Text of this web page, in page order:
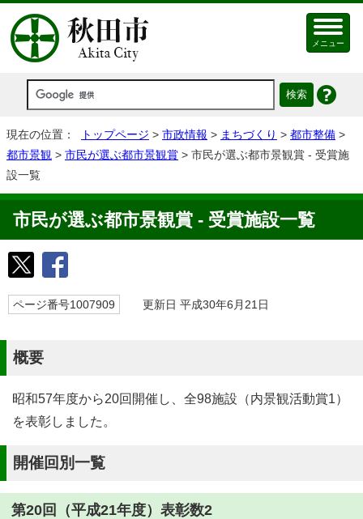
メニュー
現在の位置： トップページ > 市政情報 > まちづくり > 都市整備 >
都市景観 > 市民が選ぶ都市景観賞 > 市民が選ぶ都市景観賞 - 受賞施
設一覧
市民が選ぶ都市景観賞 - 受賞施設一覧
ページ番号1007909 更新日 平成30年6月21日
概要
昭和57年度から20回開催し、全98施設（内景観活動賞1）
を表彰しました。
開催回別一覧
第20回（平成21年度）表彰数2